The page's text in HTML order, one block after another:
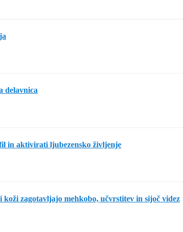
delavnica
in aktivirati ljubezensko življenje
zagotavljajo mehkobo, učvrstitev in sijoč videz